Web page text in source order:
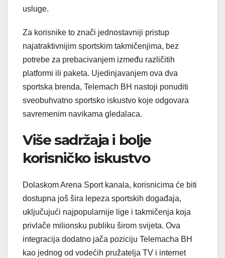
usluge.
Za korisnike to znači jednostavniji pristup
najatraktivnijim sportskim takmičenjima, bez
potrebe za prebacivanjem između različitih
platformi ili paketa. Ujedinjavanjem ova dva
sportska brenda, Telemach BH nastoji ponuditi
sveobuhvatno sportsko iskustvo koje odgovara
savremenim navikama gledalaca.
Više sadržaja i bolje
korisničko iskustvo
Dolaskom Arena Sport kanala, korisnicima će biti
dostupna još šira lepeza sportskih događaja,
uključujući najpopularnije lige i takmičenja koja
privlače milionsku publiku širom svijeta. Ova
integracija dodatno jača poziciju Telemacha BH
kao jednog od vodećih pružatelja TV i internet